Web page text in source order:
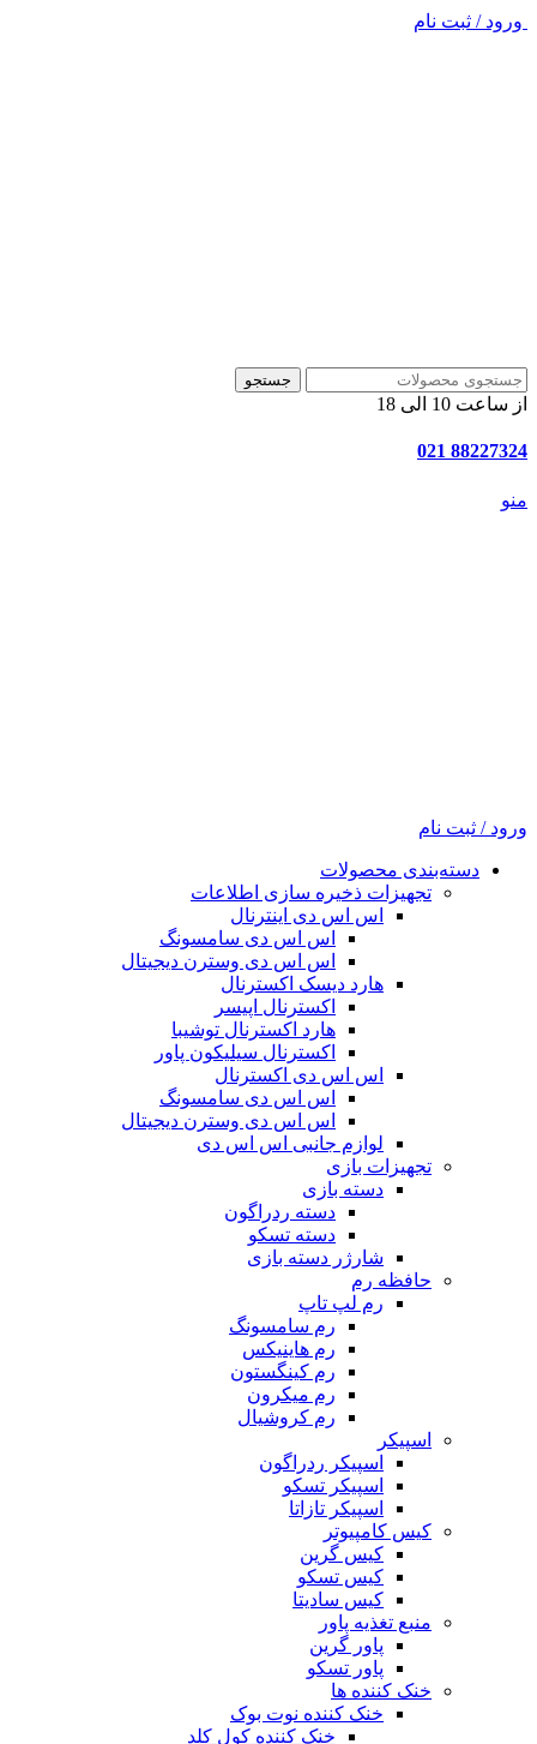
ورود / ثبت نام
جستجو
از ساعت 10 الی 18
88227324 021
منو
ورود / ثبت نام
دسته‌بندی محصولات
تجهیزات ذخیره سازی اطلاعات
اس اس دی اینترنال
اس اس دی سامسونگ
اس اس دی وسترن دیجیتال
هارد دیسک اکسترنال
اکسترنال اپیسر
هارد اکسترنال توشیبا
اکسترنال سیلیکون پاور
اس اس دی اکسترنال
اس اس دی سامسونگ
اس اس دی وسترن دیجیتال
لوازم جانبی اس اس دی
تجهیزات بازی
دسته بازی
دسته ردراگون
دسته تسکو
شارژر دسته بازی
حافظه رم
رم لپ تاپ
رم سامسونگ
رم هاینیکس
رم کینگستون
رم میکرون
رم کروشیال
اسپیکر
اسپیکر ردراگون
اسپیکر تسکو
اسپیکر تازاتا
کیس کامپیوتر
کیس گرین
کیس تسکو
کیس سادیتا
منبع تغذیه‌ پاور
پاور گرین
پاور تسکو
خنک کننده ها
خنک کننده نوت بوک
خنک کننده کول کلد